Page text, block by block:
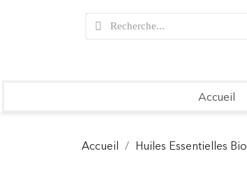
Accueil
Accueil Huiles Essentielles Bio